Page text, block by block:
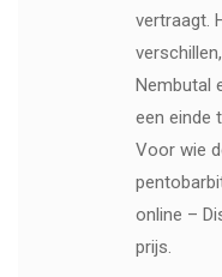
vertraagt.
Nembutal
een ​​einde
Voor wie
online –
prijs.